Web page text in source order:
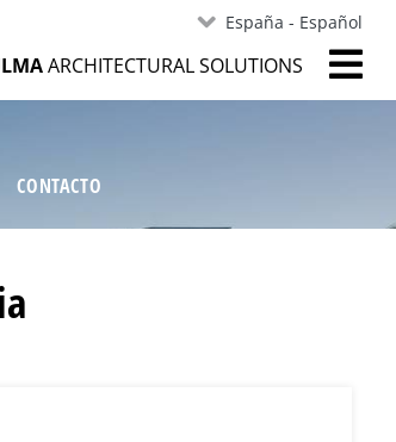
España - Español
ARCHITECTURAL SOLUTIONS
CONTACTO